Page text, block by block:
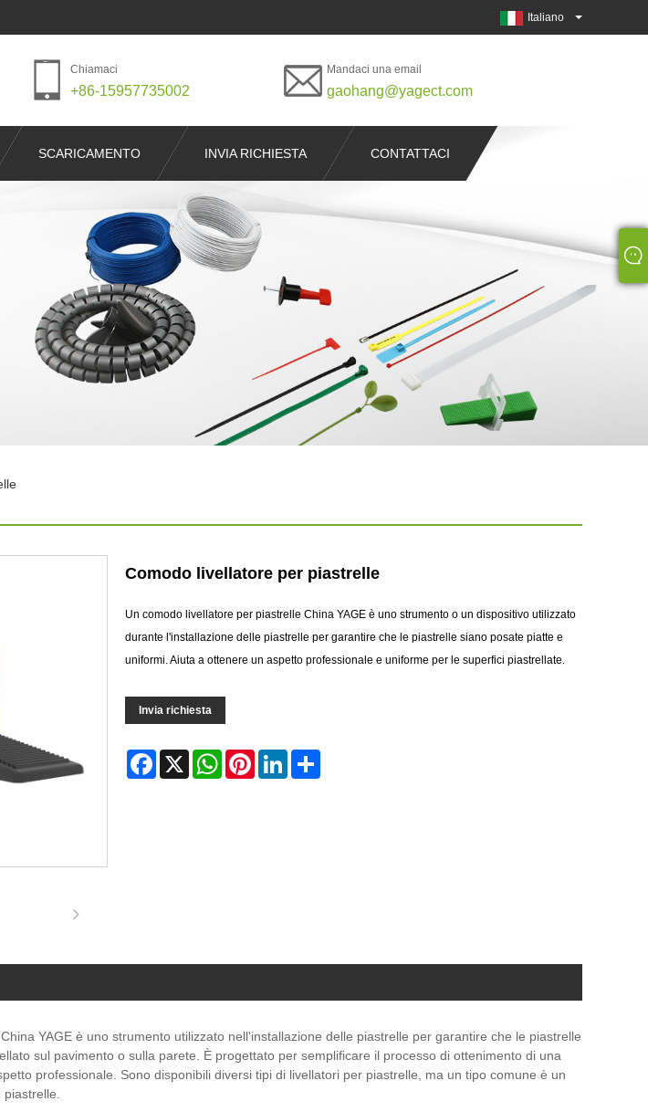
Italiano
Chiamaci
+86-15957735002
Mandaci una email
gaohang@yagect.com
SCARICAMENTO INVIA RICHIESTA CONTATTACI
Comodo livellatore per piastrelle
Un comodo livellatore per piastrelle China YAGE è uno strumento o un dispositivo utilizzato
durante l'installazione delle piastrelle per garantire che le piastrelle siano posate piatte e
uniformi. Aiuta a ottenere un aspetto professionale e uniforme per le superfici piastrellate.
Invia richiesta
Facebook WhatsAppPinterestLinkedIn
YAGE è uno strumento utilizzato nell'installazione delle piastrelle per garantire che le piastrelle
sul pavimento o sulla parete. È progettato per semplificare il processo di ottenimento di una
professionale. Sono disponibili diversi tipi di livellatori per piastrelle, ma un tipo comune è un